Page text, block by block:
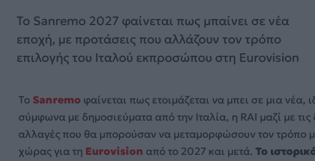
Το Sanremo 2027 φαίνεται πως μπαίνει σε νέα
εποχή, με προτάσεις που αλλάζουν τον τρόπο
επιλογής του Ιταλού εκπροσώπου στη Eurovision
Το Sanremo φαίνεται πως ετοιμάζεται να μπει σε μια
σύμφωνα με δημοσιεύματα από την Ιταλία, η RAI μαζί με τις
αλλαγές που θα μπορούσαν να μεταμορφώσουν τον τρόπο
χώρας για τη Eurovision από το 2027 και μετά. Το